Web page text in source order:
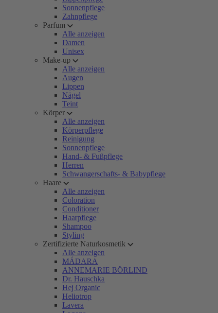
Sonnenpflege
Zahnpflege
Parfum
Alle anzeigen
Damen
Unisex
Make-up
Alle anzeigen
Augen
Lippen
Nägel
Teint
Körper
Alle anzeigen
Körperpflege
Reinigung
Sonnenpflege
Hand- & Fußpflege
Herren
Schwangerschafts- & Babypflege
Haare
Alle anzeigen
Coloration
Conditioner
Haarpflege
Shampoo
Styling
Zertifizierte Naturkosmetik
Alle anzeigen
MÁDARA
ANNEMARIE BÖRLIND
Dr. Hauschka
Hej Organic
Heliotrop
Lavera